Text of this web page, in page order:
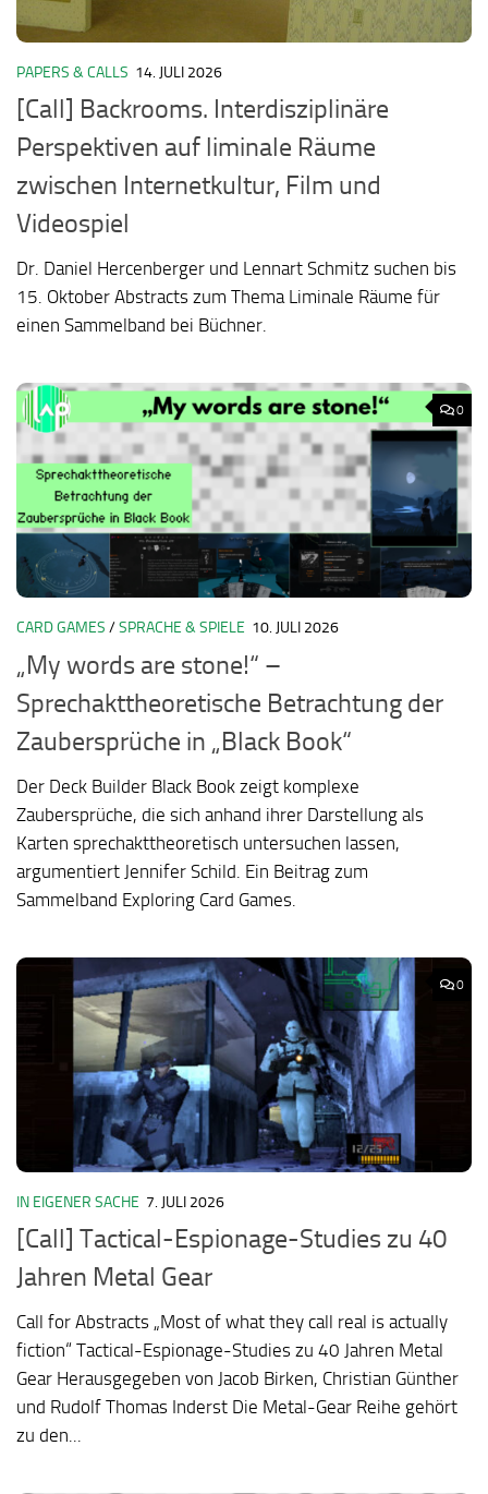
PAPERS & CALLS 14. JULI 2026
[Call] Backrooms. Interdisziplinäre
Perspektiven auf liminale Räume
zwischen Internetkultur, Film und
Videospiel
Dr. Daniel Hercenberger und Lennart Schmitz suchen bis
15. Oktober Abstracts zum Thema Liminale Räume für
einen Sammelband bei Büchner.
0
CARD GAMES /SPRACHE & SPIELE 10. JULI 2026
„My words are stone!“ –
Sprechakttheoretische Betrachtung der
Zaubersprüche in „Black Book“
Der Deck Builder Black Book zeigt komplexe
Zaubersprüche, die sich anhand ihrer Darstellung als
Karten sprechakttheoretisch untersuchen lassen,
argumentiert Jennifer Schild. Ein Beitrag zum
Sammelband Exploring Card Games.
0
IN EIGENER SACHE 7. JULI 2026
[Call] Tactical-Espionage-Studies zu 40
Jahren Metal Gear
Call for Abstracts „Most of what they call real is actually
fiction“ Tactical-Espionage-Studies zu 40 Jahren Metal
Gear Herausgegeben von Jacob Birken, Christian Günther
und Rudolf Thomas Inderst Die Metal-Gear Reihe gehört
zu den...